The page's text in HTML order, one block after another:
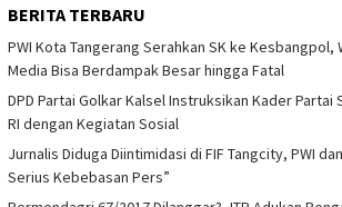
BERITA TERBARU
PWI Kota Tangerang Serahkan SK ke Kesbangpol,
Media Bisa Berdampak Besar hingga Fatal
DPD Partai Golkar Kalsel Instruksikan Kader Partai
RI dengan Kegiatan Sosial
Jurnalis Diduga Diintimidasi di FIF Tangcity, PWI
Serius Kebebasan Pers”